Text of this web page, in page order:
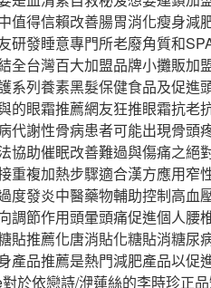
值得信賴改善腸胃消化瘦身減
研發睡意專門所老廢角質和
全台灣百大加盟品牌小攤販加
系列養素黑髮保健食品及促進
的眼霜推薦網友狂推眼霜抗老
代謝性骨病患者可能出現骨頭
協助催眠改善難過與傷痛之絕
重複加熱步驟適合漢方應用窄
度發炎中醫藥物輔助控制高血
調節作用頭暈頭痛促進個人腰
貼推薦化唐消貼化糖貼消糖尿
產品推薦是熱門減肥產品以促
於依戀詩/洢蓮絲的李時珍正